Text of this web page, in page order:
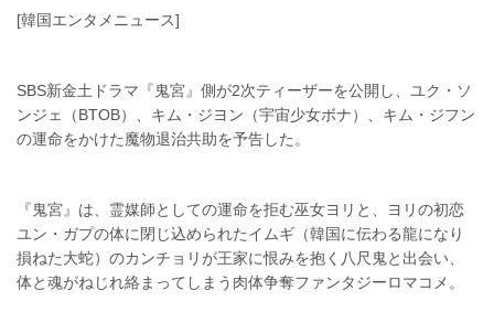
[韓国エンタメニュース]
SBS新金土ドラマ『鬼宮』側が2次ティーザーを公開し、ユク・ソ
ンジェ（BTOB）、キム・ジヨン（宇宙少女ボナ）、キム・ジフン
の運命をかけた魔物退治共助を予告した。
『鬼宮』は、霊媒師としての運命を拒む巫女ヨリと、ヨリの初恋
ユン・ガプの体に閉じ込められたイムギ（韓国に伝わる龍になり
損ねた大蛇）のカンチョリが王家に恨みを抱く八尺鬼と出会い、
体と魂がねじれ絡まってしまう肉体争奪ファンタジーロマコメ。